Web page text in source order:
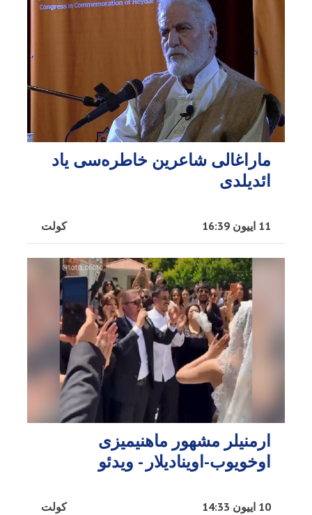
ماراغالی شاعرین خاطره‌سی یاد
ائدیلدی
کولت 11 اییون 16:39
ارمنیلر مشهور ماهنیمیزی
اوخویوب-اوینادیلار - ویدئو
کولت 10 اییون 14:33